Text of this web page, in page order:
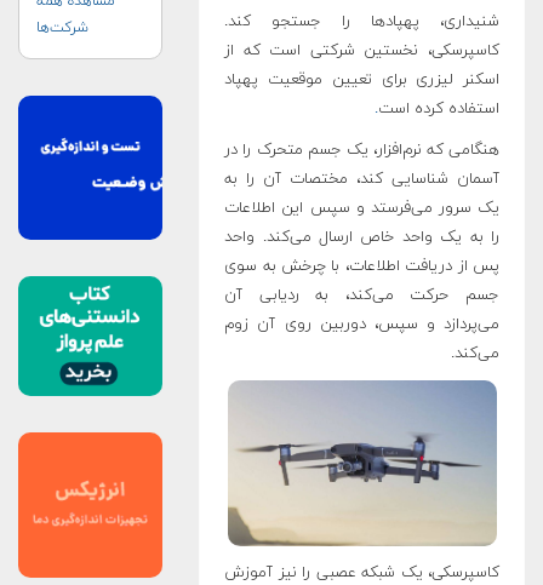
شنیداری، پهپادها را جستجو کند.
کاسپرسکی، نخستین شرکتی است که از
اسکنر لیزری برای تعیین موقعیت پهپاد
استفاده کرده است.
هنگامی که نرم‌افزار، یک جسم متحرک را در
آسمان شناسایی کند، مختصات آن را به
یک سرور می‌فرستد و سپس این اطلاعات
را به یک واحد خاص ارسال می‌کند. واحد
پس از دریافت اطلاعات، با چرخش به سوی
جسم حرکت می‌کند، به ردیابی آن
می‌پردازد و سپس، دوربین روی آن زوم
می‌کند.
کاسپرسکی، یک شبکه عصبی را نیز آموزش
شرکت‌ها